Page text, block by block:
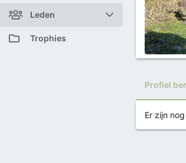
Zoek forums
Featured content
Nieuwe berichten
Leden
Huidige bezoekers
Trophies
Profiel
Er zijn